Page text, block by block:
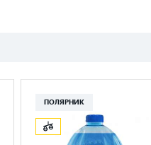
ПОЛЯРНИК